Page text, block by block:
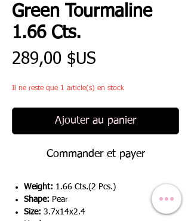
Green Tourmaline
1.66 Cts.
289,00 $US
Il ne reste que 1 article(s) en stock
Ajouter au panier
Commander et payer
Weight: 1.66 Cts.(2 Pcs.)
Shape: Pear
Size: 3.7x14x2.4